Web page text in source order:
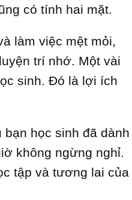
có tính hai mặt.
làm việc mệt mỏi,
trí nhớ. Một vài
sinh. Đó là lợi ích
học sinh đã dành
không ngừng nghỉ.
tập và tương lai của